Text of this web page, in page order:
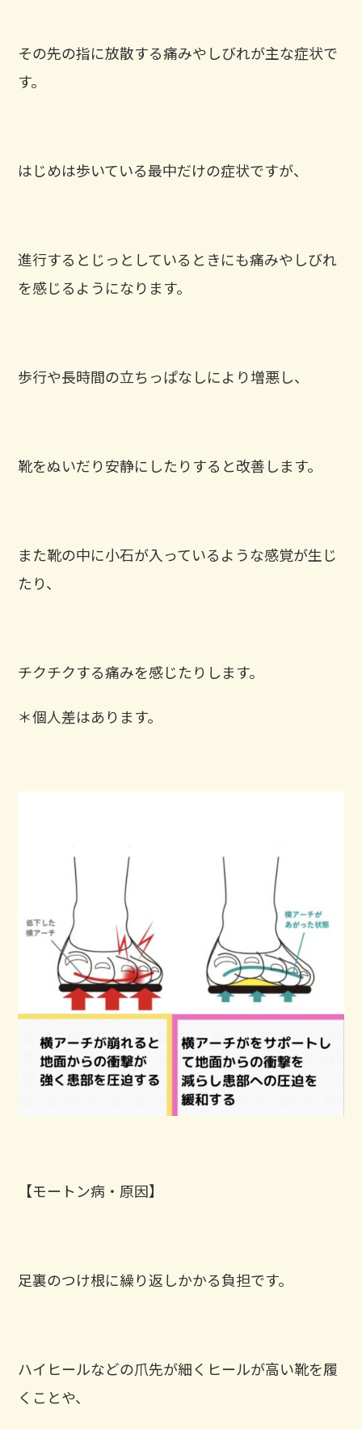
その先の指に放散する痛みやしびれが主な症状で
す。
はじめは歩いている最中だけの症状ですが、
進行するとじっとしているときにも痛みやしびれ
を感じるようになります。
歩行や長時間の立ちっぱなしにより増悪し、
靴をぬいだり安静にしたりすると改善します。
また靴の中に小石が入っているような感覚が生じ
たり、
チクチクする痛みを感じたりします。
＊個人差はあります。
【モートン病・原因】
足裏のつけ根に繰り返しかかる負担です。
ハイヒールなどの爪先が細くヒールが高い靴を履
くことや、